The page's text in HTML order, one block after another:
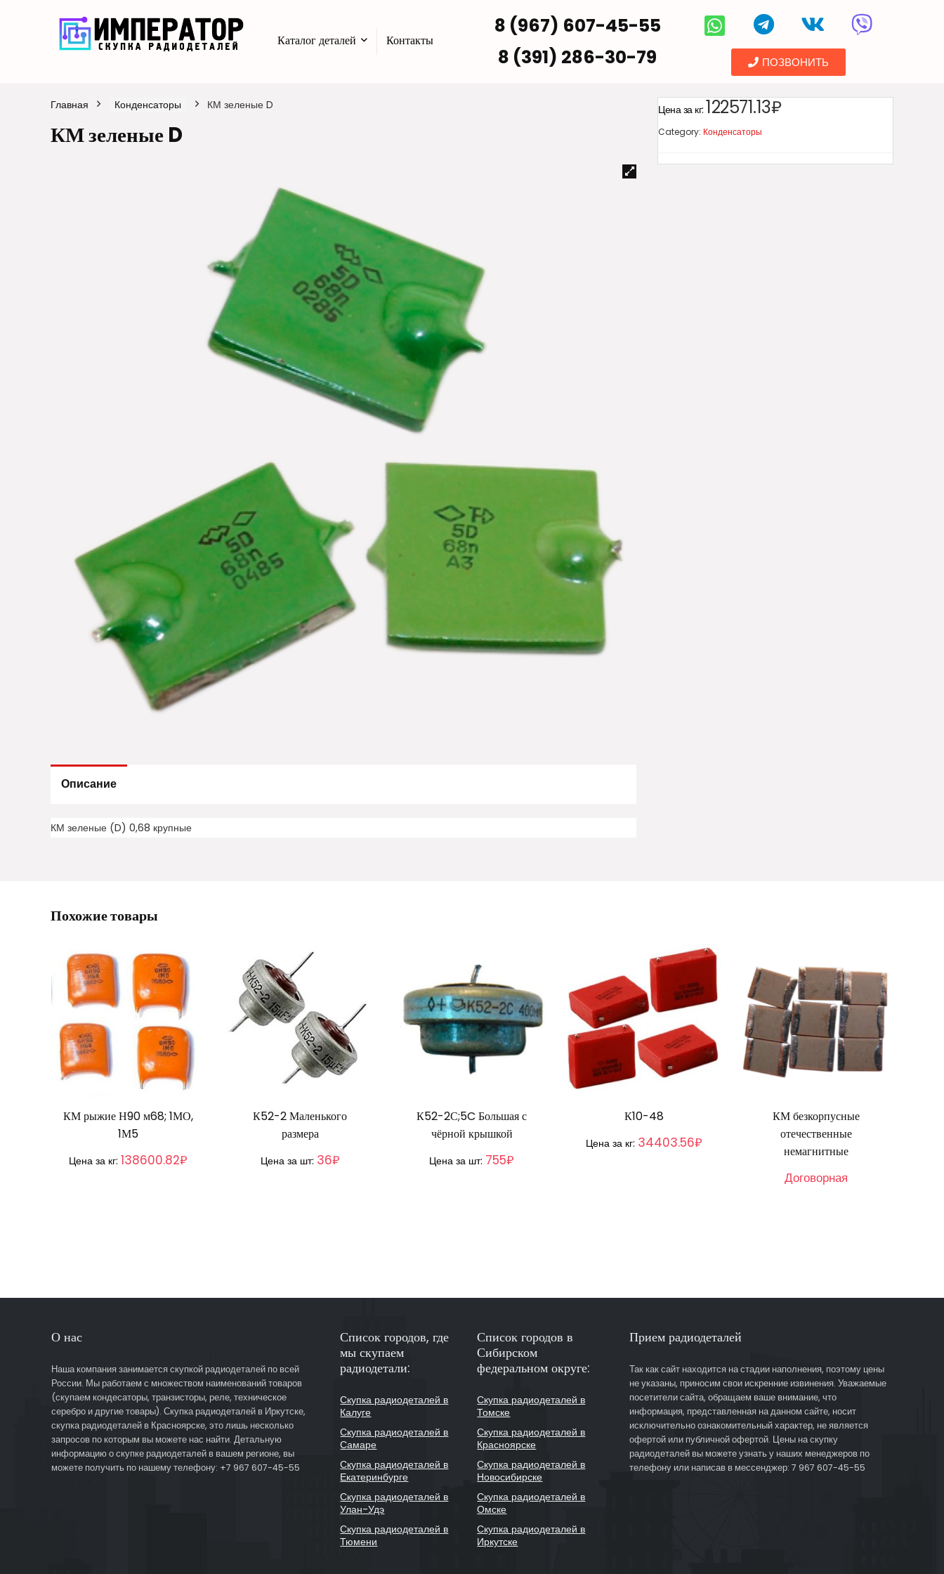
Каталог деталей Контакты
8 (967) 607-45-55
8 (391) 286-30-79
ПОЗВОНИТЬ
Главная Конденсаторы КМ зеленые D
КМ зеленые D
Описание
КМ зеленые (D) 0,68 крупные
Цена за кг: 122571.13₽
Category: Конденсаторы
Похожие товары
КМ рыжие Н90 м68; 1МО,
1М5
Цена за кг: 138600.82₽
К52-2 Маленького
размера
Цена за шт: 36₽
К52-2С;5C Большая с
чёрной крышкой
Цена за шт: 755₽
К10-48
Цена за кг: 34403.56₽
КМ безкорпусные
отечественные
немагнитные
Договорная
О нас
Наша компания занимается скупкой радиодеталей по всей
России. Мы работаем с множеством наименований товаров
(скупаем кондесаторы, транзисторы, реле, техническое
серебро и другие товары). Скупка радиодеталей в Иркутске,
скупка радиодеталей в Красноярске, это лишь несколько
запросов по которым вы можете нас найти. Детальную
информацию о скупке радиодеталей в вашем регионе, вы
можете получить по нашему телефону: +7 967 607-45-55
Список городов, где
мы скупаем
радиодетали:
Скупка радиодеталей в
Калуге
Скупка радиодеталей в
Самаре
Скупка радиодеталей в
Екатеринбурге
Скупка радиодеталей в
Улан-Удэ
Скупка радиодеталей в
Тюмени
Список городов в
Сибирском
федеральном округе:
Скупка радиодеталей в
Томске
Скупка радиодеталей в
Красноярске
Скупка радиодеталей в
Новосибирске
Скупка радиодеталей в
Омске
Скупка радиодеталей в
Иркутске
Прием радиодеталей
Так как сайт находится на стадии наполнения, поэтому цены
не указаны, приносим свои искренние извинения. Уважаемые
посетители сайта, обращаем ваше внимание, что
информация, представленная на данном сайте, носит
исключительно ознакомительный характер, не является
офертой или публичной офертой. Цены на скупку
радиодеталей вы можете узнать у наших менеджеров по
телефону или написав в мессенджер: 7 967 607-45-55